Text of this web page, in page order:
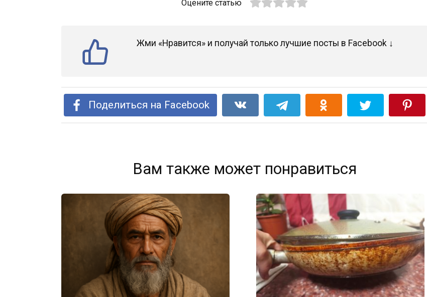
Оцените статью
Жми «Нравится» и получай только лучшие посты в Facebook ↓
Поделиться на Facebook
Вам также может понравиться